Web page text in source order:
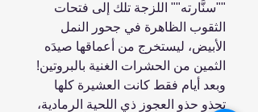
""سنَّارته"" اللزجة تلك إلى فتحات
الثقوب الظاهرة في جحور النمل
الأبيض، ليستخرج من أعماقها صيدَه
الثمين من الحشرات الغنية بالبروتين!
وبعد أيام فقط كانت العشيرة كلها
تحذو حذو العجوز ذي اللحية الرمادية،